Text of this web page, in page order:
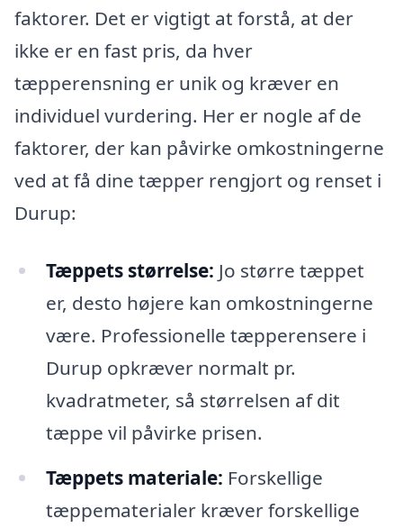
faktorer. Det er vigtigt at forstå, at der
ikke er en fast pris, da hver
tæpperensning er unik og kræver en
individuel vurdering. Her er nogle af de
faktorer, der kan påvirke omkostningerne
ved at få dine tæpper rengjort og renset i
Durup:
Tæppets størrelse: Jo større tæppet
er, desto højere kan omkostningerne
være. Professionelle tæpperensere i
Durup opkræver normalt pr.
kvadratmeter, så størrelsen af dit
tæppe vil påvirke prisen.
Tæppets materiale: Forskellige
tæppematerialer kræver forskellige